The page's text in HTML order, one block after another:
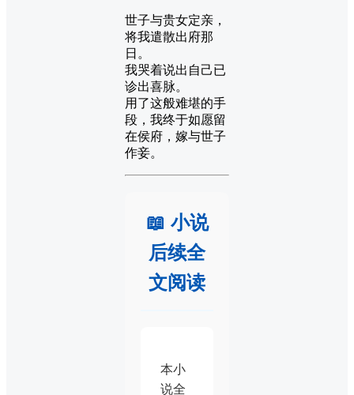
世子与贵女定亲，
将我遣散出府那
日。
我哭着说出自己已
诊出喜脉。
用了这般难堪的手
段，我终于如愿留
在侯府，嫁与世子
作妾。
📖 小说
后续全
文阅读
本小
说全